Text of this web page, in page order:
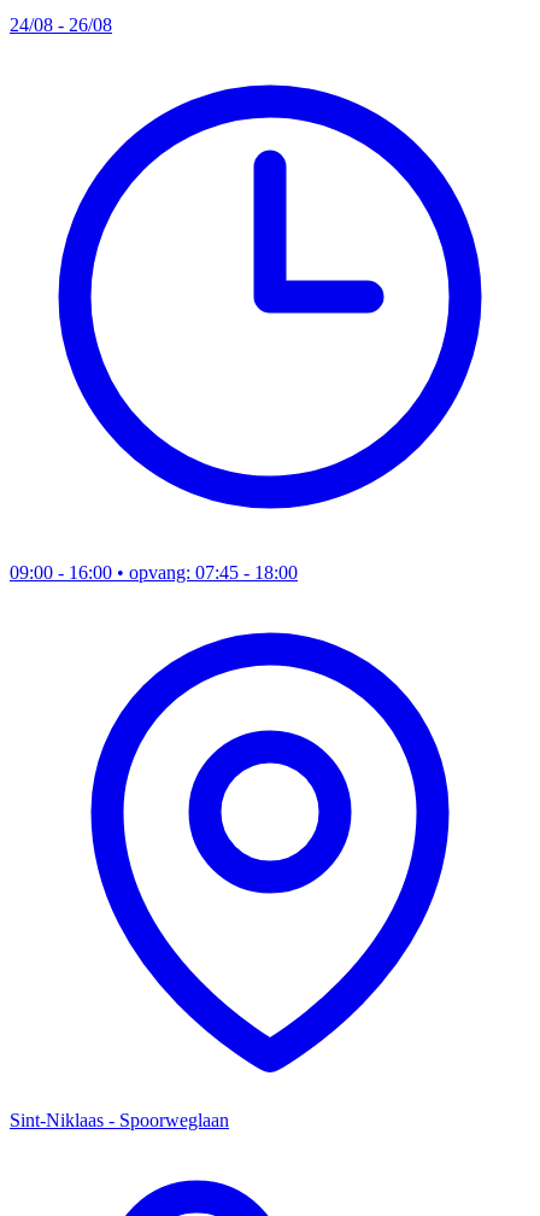
24/08 - 26/08
09:00 - 16:00 • opvang: 07:45 - 18:00
Sint-Niklaas - Spoorweglaan